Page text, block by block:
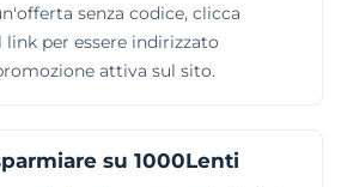
senza codice, clicca
per essere indirizzato
attiva sul sito.
su 1000Lenti